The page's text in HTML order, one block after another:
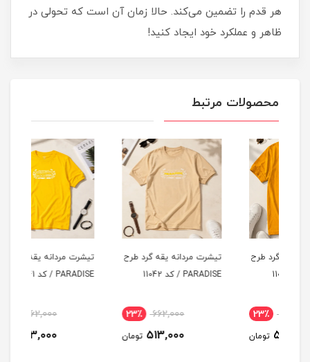
هر قدم را تضمین می‌کند. حالا زمان آن است که تحولی در
ظاهر و عملکرد خود ایجاد کنید!
محصولات مرتبط
تیشرت مردانه یقه گرد طرح
23٪
تومان
تیشرت مردانه یقه گرد طرح
23٪
تومان